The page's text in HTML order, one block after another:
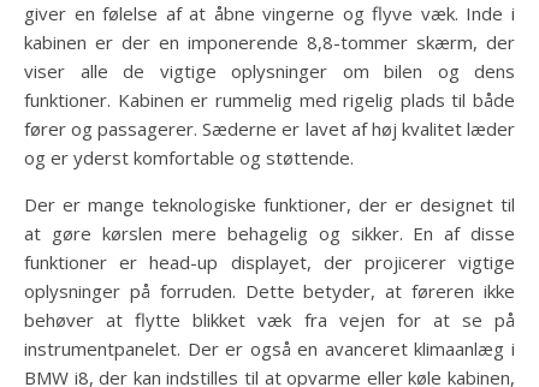
giver en følelse af at åbne vingerne og flyve væk. Inde i
kabinen er der en imponerende 8,8-tommer skærm, der
viser alle de vigtige oplysninger om bilen og dens
funktioner. Kabinen er rummelig med rigelig plads til både
fører og passagerer. Sæderne er lavet af høj kvalitet læder
og er yderst komfortable og støttende.
Der er mange teknologiske funktioner, der er designet til
at gøre kørslen mere behagelig og sikker. En af disse
funktioner er head-up displayet, der projicerer vigtige
oplysninger på forruden. Dette betyder, at føreren ikke
behøver at flytte blikket væk fra vejen for at se på
instrumentpanelet. Der er også en avanceret klimaanlæg i
BMW i8, der kan indstilles til at opvarme eller køle kabinen,